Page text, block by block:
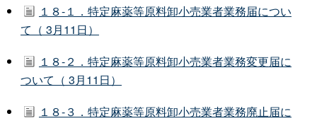
１８-１．特定麻薬等原料卸小売業者業務届につい
て（ 3月11日）
１８-２．特定麻薬等原料卸小売業者業務変更届に
ついて（ 3月11日）
１８-３．特定麻薬等原料卸小売業者業務廃止届に